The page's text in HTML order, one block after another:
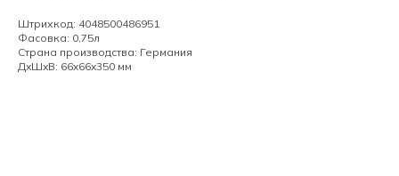
Штрихкод: 4048500486951
Фасовка: 0,75л
Страна производства: Германия
ДxШxВ: 66x66x350 мм